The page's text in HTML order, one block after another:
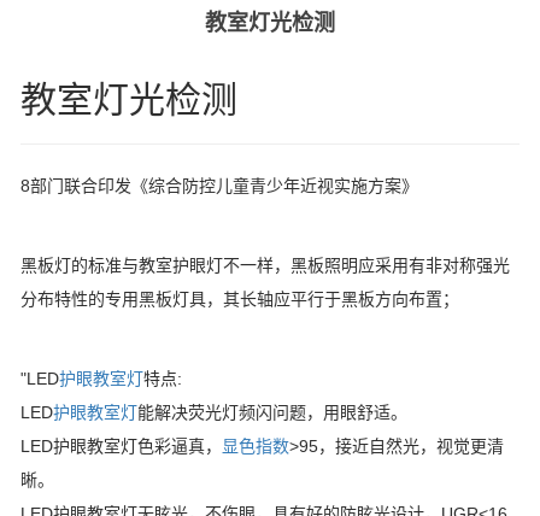
教室灯光检测
教室灯光检测
8部门联合印发《综合防控儿童青少年近视实施方案》
黑板灯的标准与教室护眼灯不一样，黑板照明应采用有非对称强光
分布特性的专用黑板灯具，其长轴应平行于黑板方向布置；
"LED护眼教室灯特点:
LED护眼教室灯能解决荧光灯频闪问题，用眼舒适。
LED护眼教室灯色彩逼真，
显色指数>95，接近自然光，视觉更清
晰。